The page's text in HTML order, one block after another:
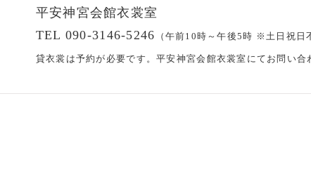
平安神宮会館衣裳室
TEL 090-3146-5246
（午前10時～午後5時 ※土日祝日
貸衣裳は予約が必要です。平安神宮会館衣裳室にてお問い合